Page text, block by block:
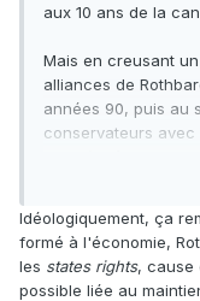
aux 10 ans de la
Mais en creusant
alliances de
années 90, puis au
conservateurs
Idéologiquement, ça
formé à l'économie,
les states rights, cause
possible liée au